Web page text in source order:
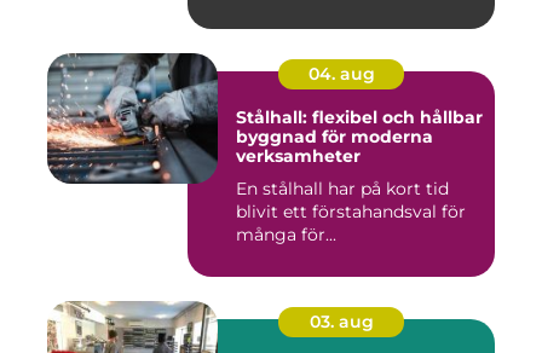
04. aug
Stålhall: flexibel och hållbar
byggnad för moderna
verksamheter
En stålhall har på kort tid
blivit ett förstahandsval för
många för...
03. aug